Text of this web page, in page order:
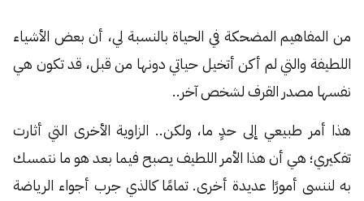
من المفاهيم المضحكة في الحياة بالنسبة لي، أن بعض الأشياء
اللطيفة والتي لم أكن أتخيل حياتي دونها من قبل، قد تكون هي
نفسها مصدر القرف لشخص آخر..
هذا أمر طبيعي إلى حدٍ ما، ولكن.. الزاوية الأخرى التي أثارت
تفكيري؛ هي أن هذا الأمر اللطيف يصبح فيما بعد هو ما نتمسك
به لننسى أمورًا عديدة أخرى. تمامًا كالذي جرب أجواء الرياضة